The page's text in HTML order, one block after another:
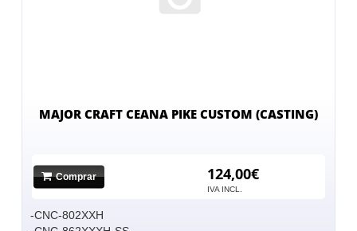
MAJOR CRAFT CEANA PIKE CUSTOM (CASTING)
Comprar 124,00€
IVA INCL.
-CNC-802XXH